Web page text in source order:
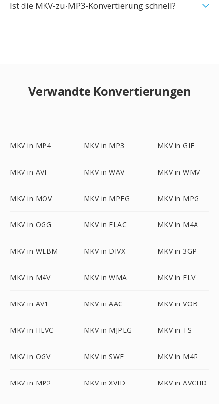
Ist die MKV-zu-MP3-Konvertierung schnell?
Verwandte Konvertierungen
MKV in MP4 MKV in MP3 MKV in GIF
MKV in AVI MKV in WAV MKV in WMV
MKV in MOV MKV in MPEG MKV in MPG
MKV in OGG MKV in FLAC MKV in M4A
MKV in WEBM MKV in DIVX MKV in 3GP
MKV in M4V MKV in WMA MKV in FLV
MKV in AV1 MKV in AAC MKV in VOB
MKV in HEVC MKV in MJPEG MKV in TS
MKV in OGV MKV in SWF MKV in M4R
MKV in MP2 MKV in XVID MKV in AVCHD